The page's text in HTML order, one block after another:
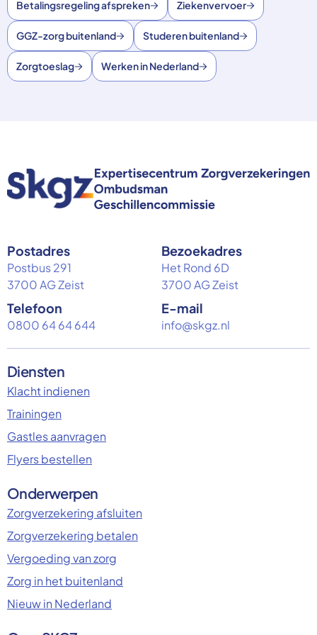
Betalingsregeling afspreken Ziekenvervoer
GGZ-zorg buitenland Studeren buitenland
Zorgtoeslag Werken in Nederland
Postadres
Postbus 291
3700 AG Zeist
Bezoekadres
Het Rond 6D
3700 AG Zeist
Telefoon
0800 64 64 644
E-mail
info@skgz.nl
Diensten
Klacht indienen
Trainingen
Gastles aanvragen
Flyers bestellen
Onderwerpen
Zorgverzekering afsluiten
Zorgverzekering betalen
Vergoeding van zorg
Zorg in het buitenland
Nieuw in Nederland